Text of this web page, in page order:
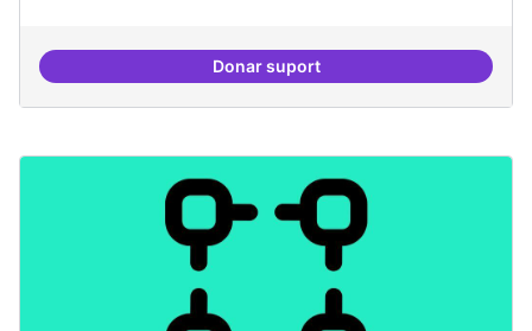
Donar suportModel exportable - guifinet a